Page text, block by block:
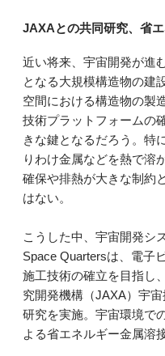
JAXAとの共同研究、省
近い将来、宇宙開発が進
となる大規模構造物の建
空間における構造物の製
技術プラットフォームの
きな鍵となるだろう。特
りわけ金属などを熱で溶
確保や排熱が大きな制約
はない。
こうした中、宇宙開発シ
Space Quartersは、電子
施工技術の確立を目指し
究開発機構（JAXA）宇
研究を実施。宇宙環境で
よる省エネルギー金属溶